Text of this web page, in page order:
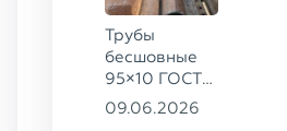
Трубы
бесшовные
95×10 ГОСТ
8732-78, ст.
09.06.2026